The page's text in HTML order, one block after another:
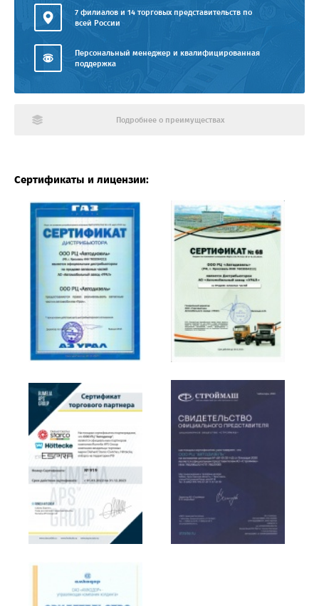
7 филиалов и 14 торговых представительств по
всей России
Персональный менеджер и квалифицированная
поддержка
Подробнее о преимуществах
Сертификаты и лицензии: